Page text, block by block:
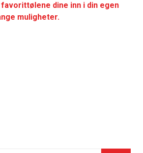
dine inn i din egen
muligheter.